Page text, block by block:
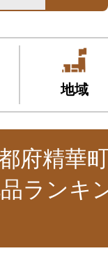
地域
府精華
ランキ